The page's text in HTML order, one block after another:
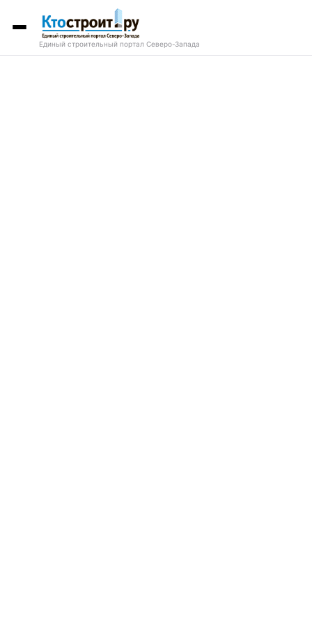
Единый строительный портал Северо-Запада